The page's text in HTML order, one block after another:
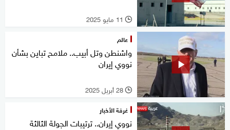
l 11 مايو 2025
عالم
واشنطن وتل أبيب.. ملامح تباين بشأن
نووي إيران
l 28 أبريل 2025
غرفة الأخبار
نووي إيران.. ترتيبات الجولة الثالثة